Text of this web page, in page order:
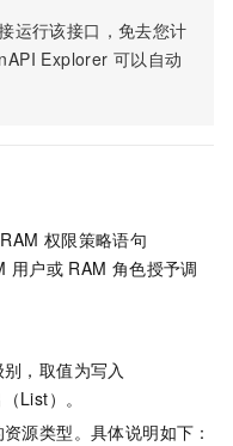
运行该接口，免去您计
Explorer 可以自动
RAM 权限策略语句
用户或 RAM 角色授予调
，取值为写入
List）。
源类型。具体说明如下：